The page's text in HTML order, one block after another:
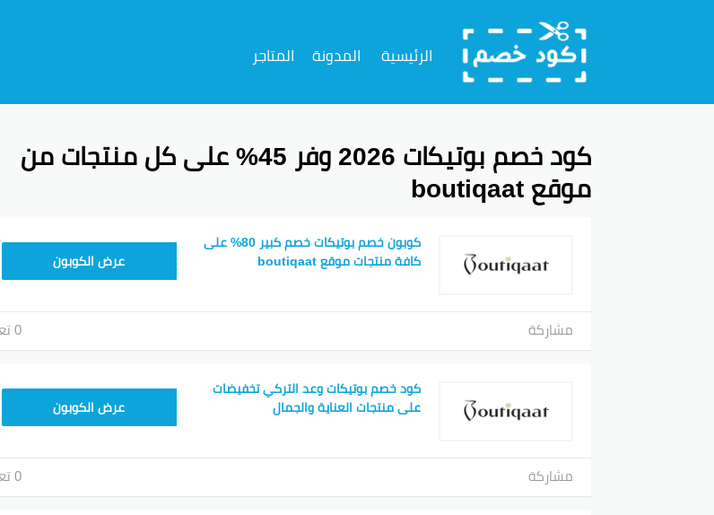
إلى
المحتوى
الرئيسية المدونة المتاجر
كود خصم بوتيكات 2026 وفر 45% على كل منتجات من
موقع boutiqaat
كوبون خصم بوتيكات خصم كبير 80% على
كافة منتجات موقع boutiqaat
BOT24عرض الكوبون
مشاركة 0 تعليق
كود خصم بوتيكات وعد التركي تخفيضات
على منتجات العناية والجمال
F53EADB4
عرض الكوبون
مشاركة 0 تعليق